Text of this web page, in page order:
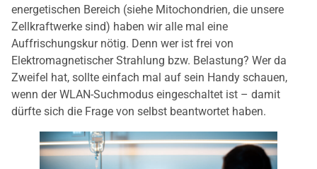
energetischen Bereich (siehe Mitochondrien, die unsere
Zellkraftwerke sind) haben wir alle mal eine
Auffrischungskur nötig. Denn wer ist frei von
Elektromagnetischer Strahlung bzw. Belastung? Wer da
Zweifel hat, sollte einfach mal auf sein Handy schauen,
wenn der WLAN-Suchmodus eingeschaltet ist – damit
dürfte sich die Frage von selbst beantwortet haben.